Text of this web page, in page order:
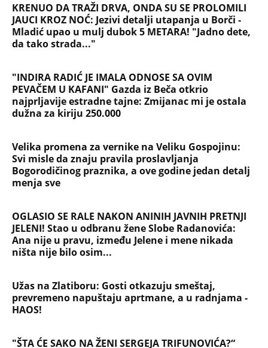
KRENUO DA TRAŽI DRVA, ONDA SU SE PROLOMILI
JAUCI KROZ NOĆ: Jezivi detalji utapanja u Borči -
Mladić upao u mulj dubok 5 METARA! "Jadno dete,
da tako strada..."
"INDIRA RADIĆ JE IMALA ODNOSE SA OVIM
PEVAČEM U KAFANI" Gazda iz Beča otkrio
najprljavije estradne tajne: Zmijanac mi je ostala
dužna za kiriju 250.000
Velika promena za vernike na Veliku Gospojinu:
Svi misle da znaju pravila proslavljanja
Bogorodičinog praznika, a ove godine jedan detalj
menja sve
OGLASIO SE RALE NAKON ANINIH JAVNIH PRETNJI
JELENI! Stao u odbranu žene Slobe Radanovića:
Ana nije u pravu, između Jelene i mene nikada
ništa nije bilo osim...
Užas na Zlatiboru: Gosti otkazuju smeštaj,
prevremeno napuštaju aprtmane, a u radnjama -
HAOS!
"ŠTA ĆE SAKO NA ŽENI SERGEJA TRIFUNOVIĆA?“